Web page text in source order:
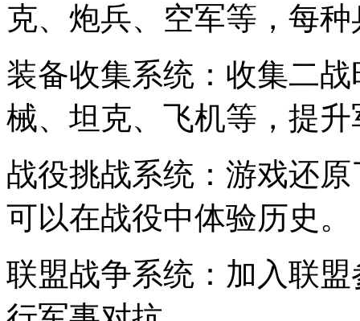
克、炮兵、空军等，每
装备收集系统：收集二
械、坦克、飞机等，提
战役挑战系统：游戏还
可以在战役中体验历史。
联盟战争系统：加入联